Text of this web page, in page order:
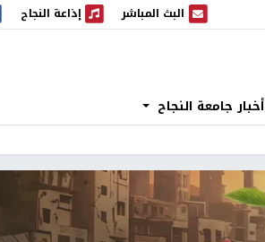
البث المباشر
البث المباشر إذاعة النجاح
إذاعة النجاح
أخبار جامعة النجاح